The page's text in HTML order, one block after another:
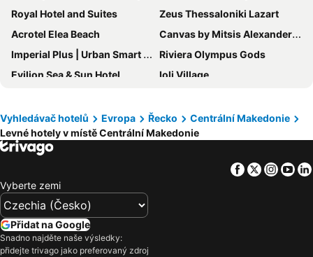
Royal Hotel and Suites
Zeus Thessaloniki Lazart
Acrotel Elea Beach
Canvas by Mitsis Alexander the Great
Imperial Plus | Urban Smart Hotel
Riviera Olympus Gods
Evilion Sea & Sun Hotel
Ioli Village
Sun Beach Hotel
Egnatia Hotel
Capsis Hotel Thessaloniki
Golden Star City Resort
Dion Palace Resort & Spa
Dafni Plus Hotel
Royal Hotel Thessaloniki
Secret Paradise Hotel & Spa
Vyhledávač hotelů Evropa Řecko
Centrální Makedonie
Levné hotely v místě Centrální Makedonie
Facebook
Twitter
Vyberte zemi
Přidat na Google
Snadno najděte naše výsledky:
přidejte trivago jako preferovaný zdroj